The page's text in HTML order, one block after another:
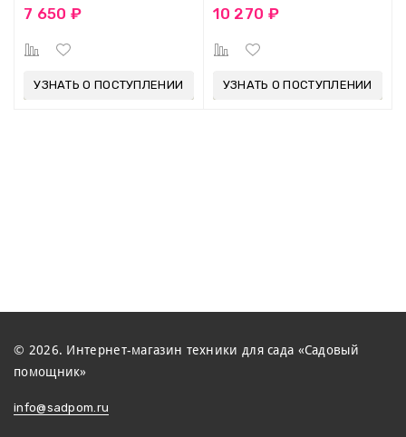
7 650 ₽
УЗНАТЬ О ПОСТУПЛЕНИИ
10 270 ₽
УЗНАТЬ О ПОСТУПЛЕНИИ
© 2026. Интернет-магазин техники для сада «Садовый
помощник»
info@sadpom.ru